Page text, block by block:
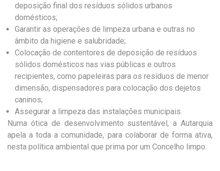
deposição final dos resíduos sólidos urbanos
domésticos;
Garantir as operações de limpeza urbana e outras no
âmbito da higiene e salubridade;
Colocação de contentores de deposição de resíduos
sólidos domésticos nas vias públicas e outros
recipientes, como papeleiras para os resíduos de menor
dimensão, dispensadores para colocação dos dejetos
caninos;
Assegurar a limpeza das instalações municipais.
Numa ótica de desenvolvimento sustentável, a Autarquia
apela a toda a comunidade, para colaborar de forma ativa,
nesta política ambiental que prima por um Concelho limpo.